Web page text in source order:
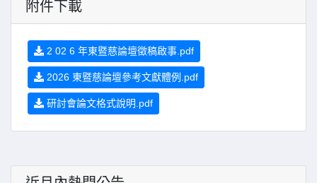
附件下載
2 02 6 年東暨慈論壇徵稿啟事.pdf
2026 東暨慈論壇參考文獻體例.pdf
研討會論文格式說明.pdf